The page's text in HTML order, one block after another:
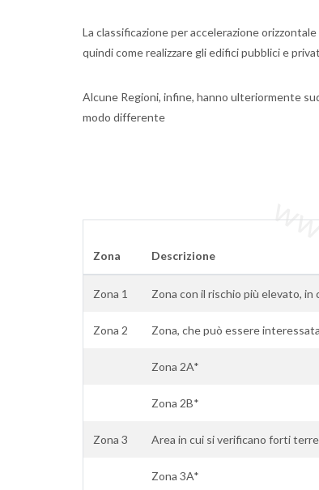
La classificazione per accelerazione
quindi come realizzare gli edifici pubblici e
Alcune Regioni, infine, hanno ulteriormente
modo differente
Zona Descrizione
Zona 1 Zona con il rischio più elevato,
Zona 2 Zona, che può essere
Zona 2A*
Zona 2B*
Zona 3 Area in cui si verificano forti
Zona 3A*